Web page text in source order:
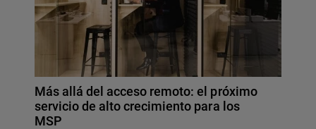
Más allá del acceso remoto: el próximo
servicio de alto crecimiento para los
MSP